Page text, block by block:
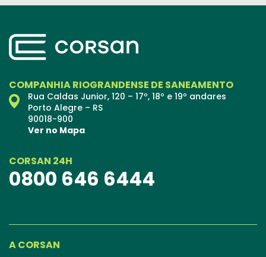
COMPANHIA RIOGRANDENSE DE SANEAMENTO
Rua Caldas Junior, 120 – 17º, 18º e 19º andares
Porto Alegre – RS
90018-900
Ver no Mapa
CORSAN 24H
0800 646 6444
A CORSAN